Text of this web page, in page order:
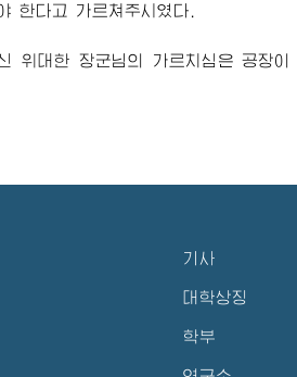
한다고 가르쳐주시였다.
신위대한 장군님 의 가르치심은 공장이
기사
대학상징
학부